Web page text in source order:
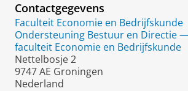
Contactgegevens
Faculteit Economie en Bedrijfskunde
Ondersteuning Bestuur en Directie
faculteit Economie en Bedrijfskunde
Nettelbosje 2
9747 AE Groningen
Nederland